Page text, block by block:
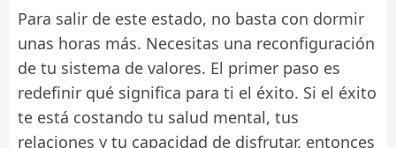
Para salir de este estado, no basta con dormir
unas horas más. Necesitas una reconfiguración
de tu sistema de valores. El primer paso es
redefinir qué significa para ti el éxito. Si el éxito
te está costando tu salud mental, tus
relaciones y tu capacidad de disfrutar, entonces